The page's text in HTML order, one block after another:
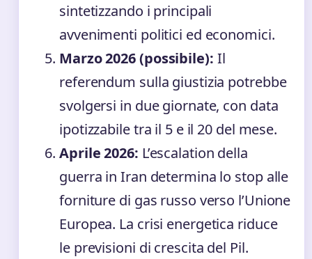
sintetizzando i principali
avvenimenti politici ed economici.
Marzo 2026 (possibile): Il
referendum sulla giustizia potrebbe
svolgersi in due giornate, con data
ipotizzabile tra il 5 e il 20 del mese.
Aprile 2026: L’escalation della
guerra in Iran determina lo stop alle
forniture di gas russo verso l’Unione
Europea. La crisi energetica riduce
le previsioni di crescita del Pil.